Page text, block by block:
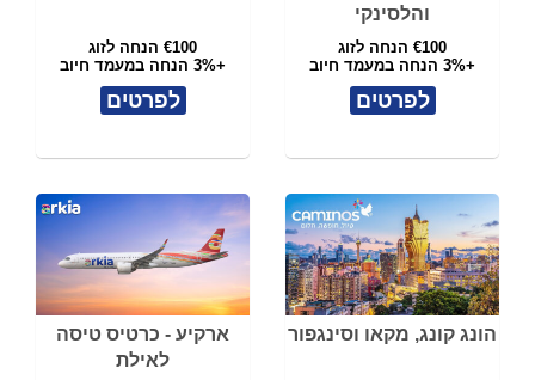
והלסינקי
€100 הנחה לזוג
+3% הנחה במעמד חיוב
לפרטים
€100 הנחה לזוג
+3% הנחה במעמד חיוב
לפרטים
הונג קונג, מקאו וסינגפור
ארקיע - כרטיס טיסה
לאילת